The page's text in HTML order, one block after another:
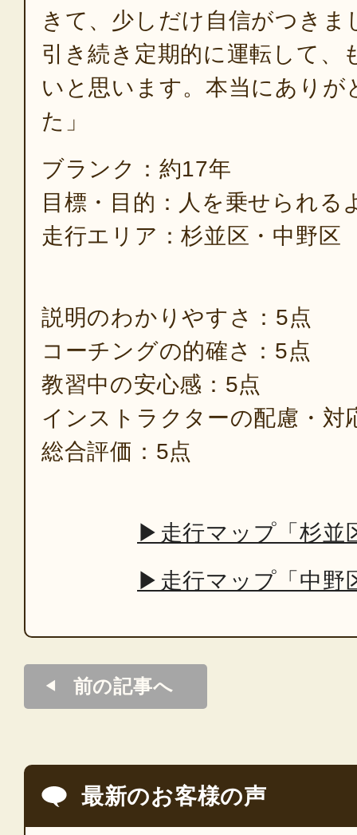
きて、少しだけ自信がつきま
引き続き定期的に運転して、
いと思います。本当にありが
た」
ブランク：約17年
目標・目的：人を乗せられる
走行エリア：杉並区・中野区
説明のわかりやすさ：5点
コーチングの的確さ：5点
教習中の安心感：5点
インストラクターの配慮・対
総合評価：5点
▶走行マップ「杉並
▶走行マップ「中野
前の記事へ
最新のお客様の声